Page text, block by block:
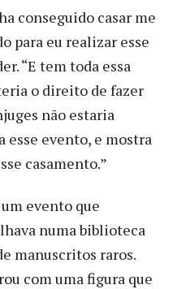
conseguido casar me
para eu realizar esse
“E tem toda essa
o direito de fazer
não estaria
esse evento, e mostra
casamento.”
evento que
numa biblioteca
manuscritos raros.
com uma figura que